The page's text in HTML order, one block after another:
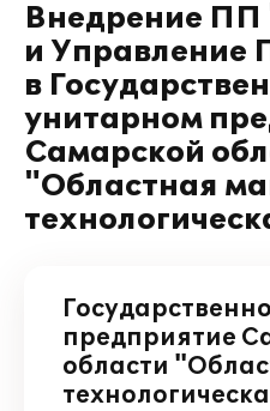
Внедрение ПП
и Управление
в
унитарном
Самарской
"Областная
предприятие
области